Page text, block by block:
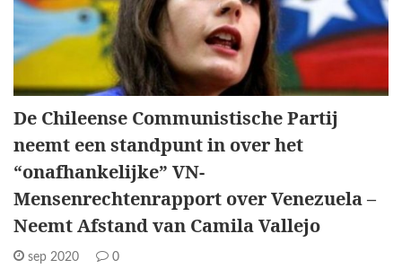
De Chileense Communistische Partij
neemt een standpunt in over het
“onafhankelijke” VN-
Mensenrechtenrapport over Venezuela –
Neemt Afstand van Camila Vallejo
sep 2020 0